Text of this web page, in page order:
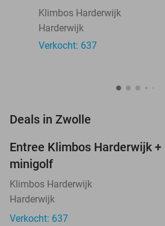
Klimbos Harderwijk
Harderwijk
Verkocht: 637
Deals in Zwolle
Entree Klimbos Harderwijk +
minigolf
Klimbos Harderwijk
Harderwijk
Verkocht: 637